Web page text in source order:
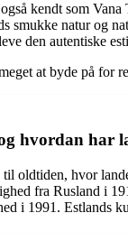
kendt som Vana
smukke natur og
den autentiske
at byde på
hvordan har
oldtiden, hvor
fra Rusland i
i 1991. Estlands